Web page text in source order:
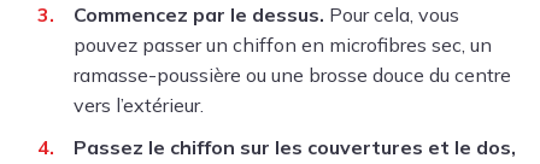
Commencez par le dessus. Pour cela, vous
pouvez passer un chiffon en microfibres sec, un
ramasse-poussière ou une brosse douce du centre
vers l’extérieur.
Passez le chiffon sur les couvertures et le dos,